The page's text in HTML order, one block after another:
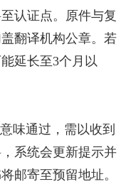
认证点。原件与复
翻译机构公章。若
延长至3个月以
通过，需以收到
系统会更新提示并
邮寄至预留地址。